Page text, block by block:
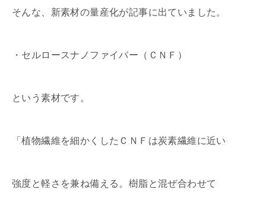
そんな、新素材の量産化が記事に出ていました。
・セルロースナノファイバー（ＣＮＦ）
という素材です。
「植物繊維を細かくしたＣＮＦは炭素繊維に近い
強度と軽さを兼ね備える。樹脂と混ぜ合わせて